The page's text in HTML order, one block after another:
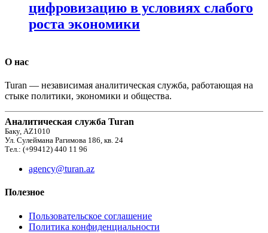
цифровизацию в условиях слабого
роста экономики
О нас
Turan — независимая аналитическая служба, работающая на
стыке политики, экономики и общества.
Аналитическая служба Turan
Баку, AZ1010
Ул. Сулеймана Рагимова 186, кв. 24
Тел.: (+99412) 440 11 96
agency@turan.az
Полезное
Пользовательское соглашение
Политика конфиденциальности